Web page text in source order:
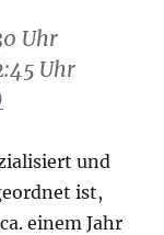
Uhr
Uhr
und
ist,
einem Jahr